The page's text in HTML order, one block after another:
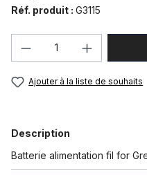
Réf. produit : G3115
Quantité de
Ajouter à la liste de souhaits
Description
Batterie alimentation fil for